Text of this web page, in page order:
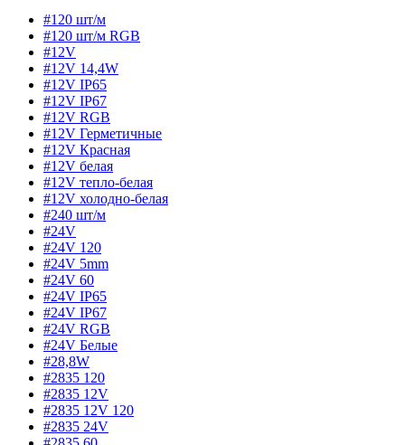
#120 шт/м
#120 шт/м RGB
#12V
#12V 14,4W
#12V IP65
#12V IP67
#12V RGB
#12V Герметичные
#12V Красная
#12V белая
#12V тепло-белая
#12V холодно-белая
#240 шт/м
#24V
#24V 120
#24V 5mm
#24V 60
#24V IP65
#24V IP67
#24V RGB
#24V Белые
#28,8W
#2835 120
#2835 12V
#2835 12V 120
#2835 24V